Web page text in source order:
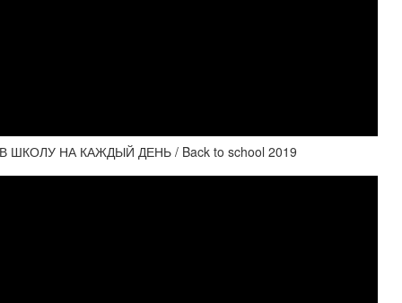
НА КАЖДЫЙ ДЕНЬ / Back to school 2019